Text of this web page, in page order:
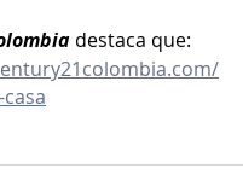
destaca que: